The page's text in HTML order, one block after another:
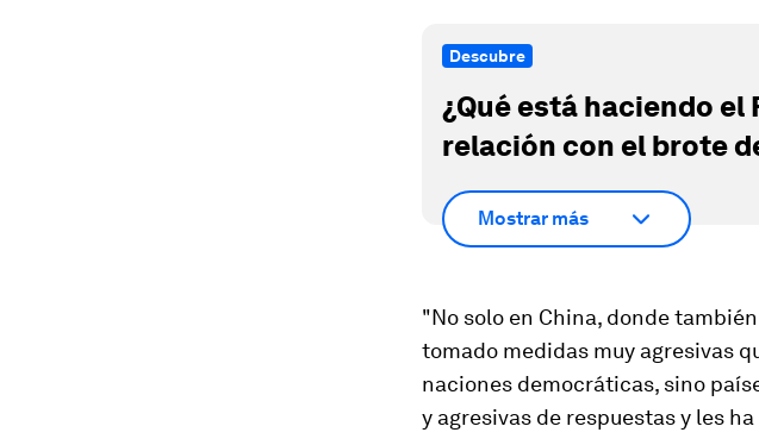
Descubre
¿Qué está haciendo
relación con el brote
Mostrar más
"No solo en China, donde
tomado medidas muy agresivas
naciones democráticas, sino
y agresivas de respuestas y les